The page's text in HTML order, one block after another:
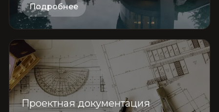
Подробнее
Проектная документация